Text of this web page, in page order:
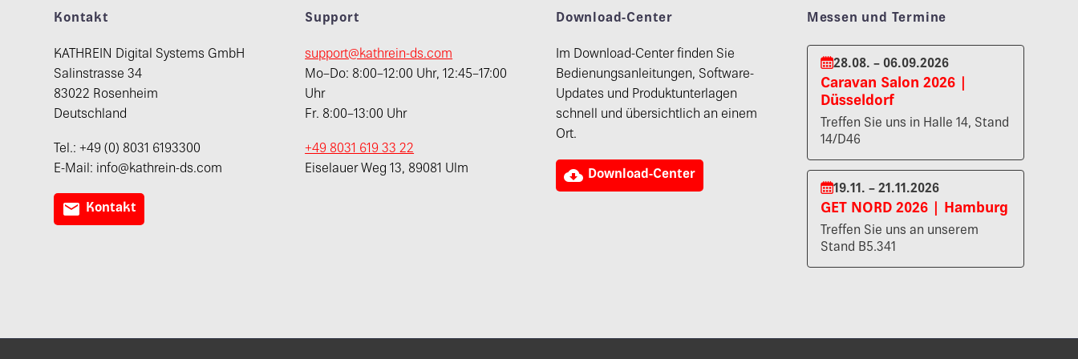
Kontakt
KATHREIN Digital Systems GmbH
Salinstrasse 34
83022 Rosenheim
Deutschland
Tel.: +49 (0) 8031 6193300
E-Mail: info@kathrein-ds.com
 Kontakt
Support
support@kathrein-ds.com
Mo–Do: 8:00–12:00 Uhr, 12:45–17:00
Uhr
Fr. 8:00–13:00 Uhr
+49 8031 619 33 22
Eiselauer Weg 13, 89081 Ulm
Download-Center
Im Download-Center finden Sie
Bedienungsanleitungen, Software-
Updates und Produktunterlagen
schnell und übersichtlich an einem
Ort.
 Download-Center
Messen und Termine
28.08. – 06.09.2026
Caravan Salon 2026 |
Düsseldorf
Treffen Sie uns in Halle 14, Stand
14/D46
19.11. – 21.11.2026
GET NORD 2026 | Hamburg
Treffen Sie uns an unserem
Stand B5.341